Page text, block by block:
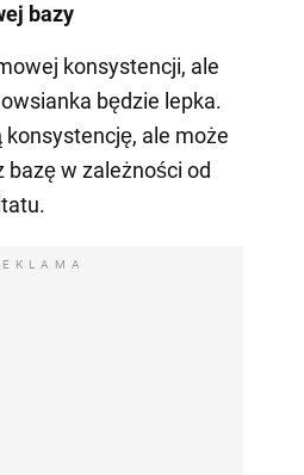
bazy
konsystencji, ale
będzie lepka.
konsystencję, ale może
bazę w zależności od